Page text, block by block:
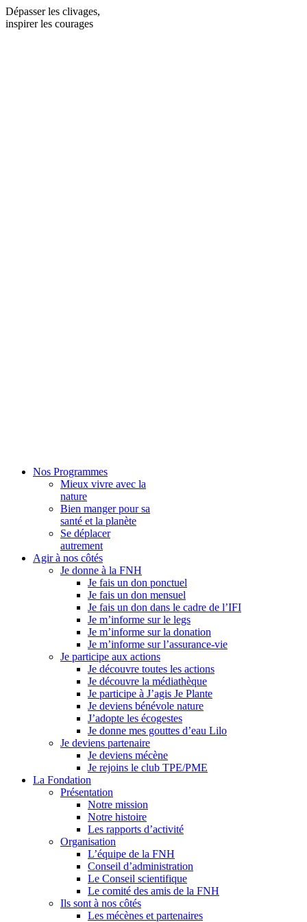
Dépasser les clivages,
inspirer les courages
Nos Programmes
Mieux vivre avec la
nature
Bien manger pour sa
santé et la planète
Se déplacer
autrement
Agir à nos côtés
Je donne à la FNH
Je fais un don ponctuel
Je fais un don mensuel
Je fais un don dans le cadre de l’IFI
Je m’informe sur le legs
Je m’informe sur la donation
Je m’informe sur l’assurance-vie
Je participe aux actions
Je découvre toutes les actions
Je découvre la médiathèque
Je participe à J’agis Je Plante
Je deviens bénévole nature
J’adopte les écogestes
Je donne mes gouttes d’eau Lilo
Je deviens partenaire
Je deviens mécène
Je rejoins le club TPE/PME
La Fondation
Présentation
Notre mission
Notre histoire
Les rapports d’activité
Organisation
L’équipe de la FNH
Conseil d’administration
Le Conseil scientifique
Le comité des amis de la FNH
Ils sont à nos côtés
Les mécènes et partenaires